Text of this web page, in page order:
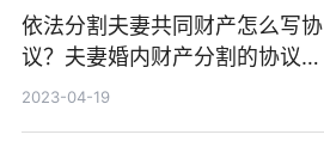
依法分割夫妻共同财产怎么写协
议？夫妻婚内财产分割的协议书
一览
2023-04-19